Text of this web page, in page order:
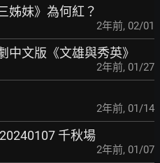
姊妹》為何紅？
2年前, 02/01
中文版《文雄與秀英》
2年前, 01/27
2年前, 01/14
千秋場
2年前, 01/07